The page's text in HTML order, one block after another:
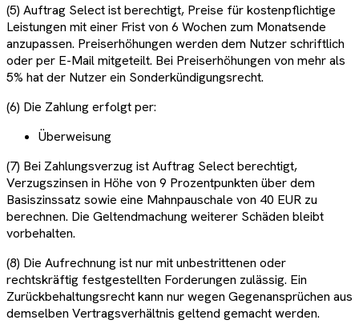
(5) Auftrag Select ist berechtigt, Preise für kostenpflichtige
Leistungen mit einer Frist von 6 Wochen zum Monatsende
anzupassen. Preiserhöhungen werden dem Nutzer schriftlich
oder per E-Mail mitgeteilt. Bei Preiserhöhungen von mehr als
5% hat der Nutzer ein Sonderkündigungsrecht.
(6) Die Zahlung erfolgt per:
Überweisung
(7) Bei Zahlungsverzug ist Auftrag Select berechtigt,
Verzugszinsen in Höhe von 9 Prozentpunkten über dem
Basiszinssatz sowie eine Mahnpauschale von 40 EUR zu
berechnen. Die Geltendmachung weiterer Schäden bleibt
vorbehalten.
(8) Die Aufrechnung ist nur mit unbestrittenen oder
rechtskräftig festgestellten Forderungen zulässig. Ein
Zurückbehaltungsrecht kann nur wegen Gegenansprüchen aus
demselben Vertragsverhältnis geltend gemacht werden.